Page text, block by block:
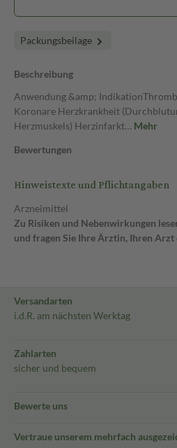
Packungsbeilage
Beschreibung
Anwendung &amp;
Koronare Herzkrankheit
Herzmuskels) Herzinfarkt… Mehr
Bewertungen
Hinweistexte und Pflichtangaben
Arzneimittel
Zu Risiken und Nebenwirkungen
und fragen Sie Ihre Ärztin, Ihren
Versandarten
i.d.R. am nächsten Werktag
Zahlarten
sicher und bequem
Bewerte uns
Vertraue unserem mehrfach